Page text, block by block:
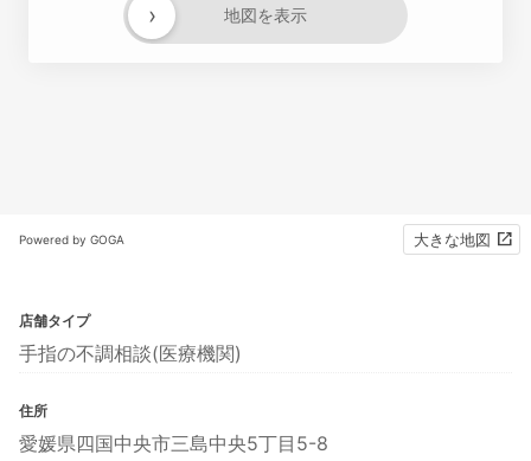
地図を表示
›
Powered by GOGA 大きな地図
店舗タイプ
手指の不調相談(医療機関)
住所
愛媛県四国中央市三島中央5丁目5-8